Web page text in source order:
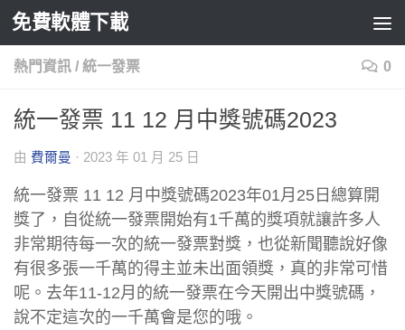
Skip to content
免費軟體下載
熱門資訊 / 統一發票 0
統一發票 11 12 月中獎號碼2023
由 費爾曼 · 2023 年 01 月 25 日
統一發票 11 12 月中獎號碼2023年01月25日總算開
獎了，自從統一發票開始有1千萬的獎項就讓許多人
非常期待每一次的統一發票對獎，也從新聞聽說好像
有很多張一千萬的得主並未出面領獎，真的非常可惜
呢。去年11-12月的統一發票在今天開出中獎號碼，
說不定這次的一千萬會是您的哦。